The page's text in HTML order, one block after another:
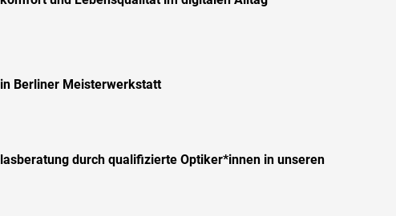
Berliner Meisterwerkstatt
durch qualifizierte Optiker*innen in unseren